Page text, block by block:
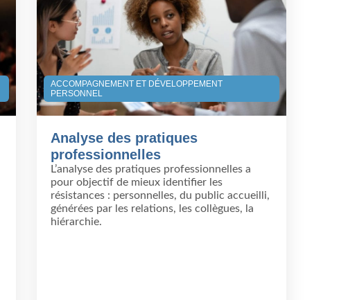
ACCOMPAGNEMENT ET DÉVELOPPEMENT
PERSONNEL
Analyse des pratiques
professionnelles
L’analyse des pratiques professionnelles a
pour objectif de mieux identifier les
résistances : personnelles, du public accueilli,
générées par les relations, les collègues, la
hiérarchie.